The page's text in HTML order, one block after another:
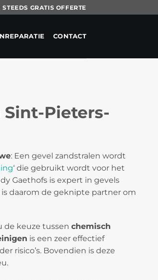
STEEDS GRATIS OFFERTE
CONTACT
Sint-Pieters-
: Een gevel zandstralen wordt
‘ die gebruikt wordt voor het
Gaethofs is expert in gevels
daarom de geknipte partner om
de keuze tussen chemisch
is een zeer effectief
risico’s. Bovendien is deze